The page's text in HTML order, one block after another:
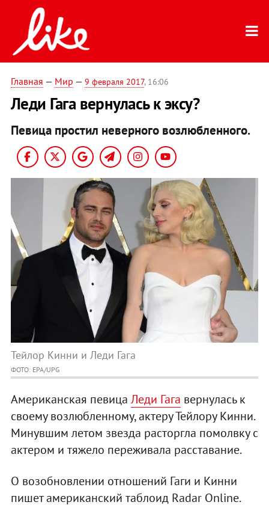
Главная — Мир — 9 февраля 2017, 16:06
Леди Гага вернулась к эксу?
Певица простил неверного возлюбленного.
Тейлор Кинни и Леди Гага
ФОТО: EPA/UPG
Американская певица Леди Гага вернулась к
своему возлюбленному, актеру Тейлору Кинни.
Минувшим летом звезда расторгла помолвку с
актером и тяжело переживала расставание.
О возобновлении отношений Гаги и Кинни
пишет американский таблоид Radar Online.